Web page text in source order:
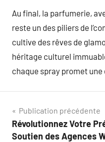
Au final, la parfumerie,
reste un des piliers de
cultive des rêves de
héritage culturel
chaque spray promet
Navigation
de
Publication précédente
Révolutionnez Votre
Soutien des Agences